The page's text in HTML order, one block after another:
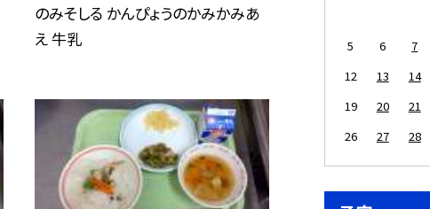
のみそしる かんぴょうのかみかみあ
え 牛乳
5
6 7
12
13 14
19
20 21
26
27 28